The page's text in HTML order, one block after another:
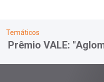
Temáticos
Prêmio VALE: